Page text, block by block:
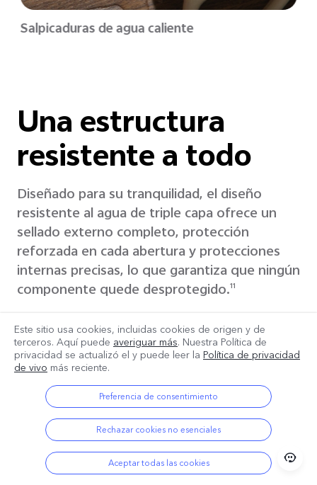
Salpicaduras de agua caliente
Una estructura
resistente a todo
Diseñado para su tranquilidad, el diseño
resistente al agua de triple capa ofrece un
sellado externo completo, protección
reforzada en cada abertura y protecciones
internas precisas, lo que garantiza que ningún
componente quede desprotegido.11
Este sitio usa cookies, incluidas cookies de origen y de
terceros. Aquí puede averiguar más. Nuestra Política de
privacidad se actualizó el y puede leer la Política de privacidad
de vivo más reciente.
Preferencia de consentimiento
Rechazar cookies no esenciales
Aceptar todas las cookies